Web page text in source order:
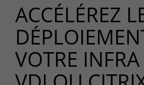
info-cpld@keyes.eu
Luxembourg
+352 26 59 06 86
info-cpld@keyes.eu
Espace Clients
ACCÉLÉREZ
VOTRE